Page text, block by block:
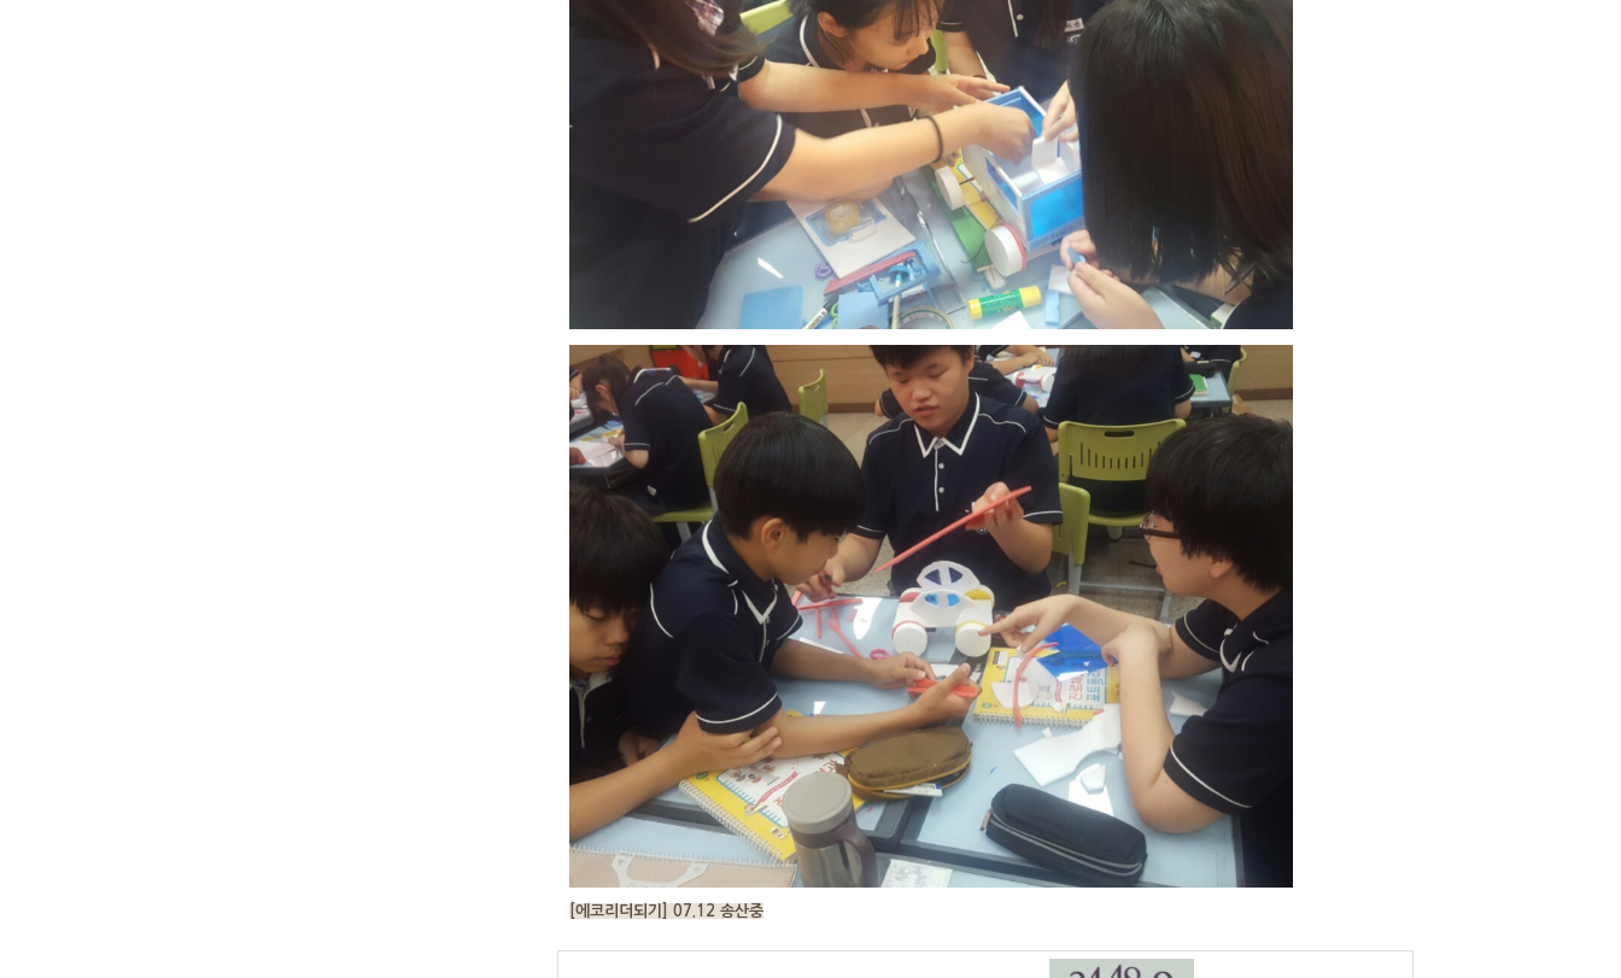
[에코리더되기] 07.12 송산중